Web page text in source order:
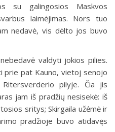
su galingosios Maskvos
laimėjimas. Nors tuo
nedavė, vis dėlto jos buvo
valdyti jokios pilies.
prie pat Kauno, vietoj senojo
pilyje. Čia jis
jam iš pradžių nesisekė: iš
sritys; Skirgaila užėmė ir
pradžioje buvo atidavęs